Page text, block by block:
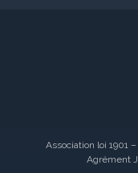
Association loi 1901
Agrément